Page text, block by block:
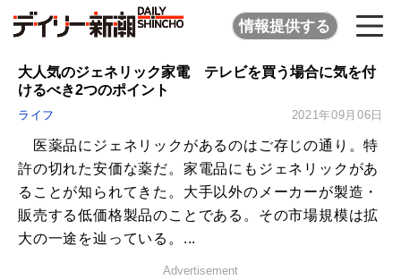
情報提供する
大人気のジェネリック家電 テレビを買う場合に気を付
けるべき2つのポイント
ライフ 2021年09月06日
医薬品にジェネリックがあるのはご存じの通り。特
許の切れた安価な薬だ。家電品にもジェネリックがあ
ることが知られてきた。大手以外のメーカーが製造・
販売する低価格製品のことである。その市場規模は拡
大の一途を辿っている。...
Advertisement